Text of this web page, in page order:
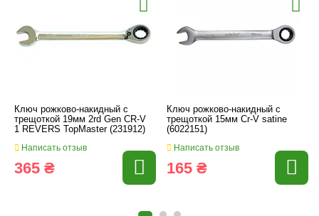
Ключ рожково-накидный с
трещоткой 19мм 2rd Gen CR-V
1 REVERS TopMaster (231912)
Написать отзыв
365 ₴
Ключ рожково-накидный с
трещоткой 15мм Cr-V satine
(6022151)
Написать отзыв
165 ₴